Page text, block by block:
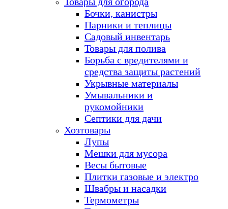
Бочки, канистры
Парники и теплицы
Садовый инвентарь
Товары для полива
Борьба с вредителями и
средства защиты растений
Укрывные материалы
Умывальники и
рукомойники
Септики для дачи
Хозтовары
Лупы
Мешки для мусора
Весы бытовые
Плитки газовые и электро
Швабры и насадки
Термометры